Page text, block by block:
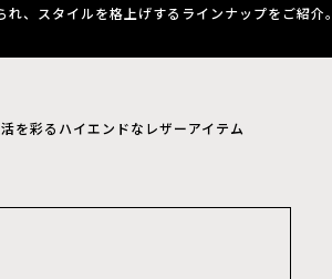
れ、スタイルを格上げするラインナップをご紹介。
を彩るハイエンドなレザーアイテム